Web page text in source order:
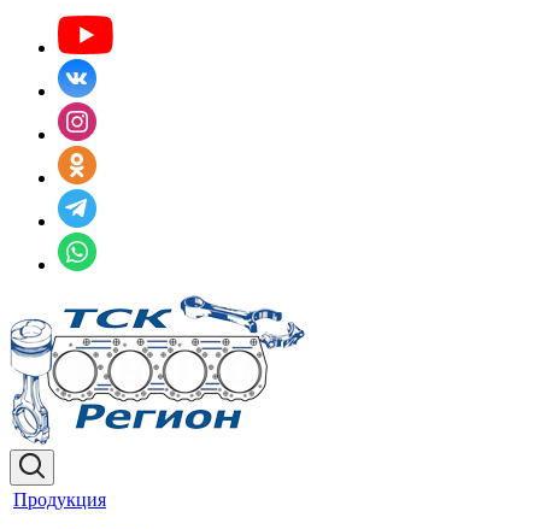
Продукция